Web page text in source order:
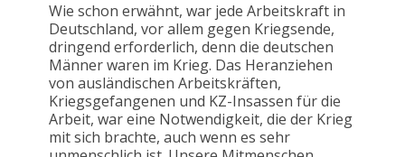
Wie schon erwähnt, war jede Arbeitskraft in
Deutschland, vor allem gegen Kriegsende,
dringend erforderlich, denn die deutschen
Männer waren im Krieg. Das Heranziehen
von ausländischen Arbeitskräften,
Kriegsgefangenen und KZ-Insassen für die
Arbeit, war eine Notwendigkeit, die der Krieg
mit sich brachte, auch wenn es sehr